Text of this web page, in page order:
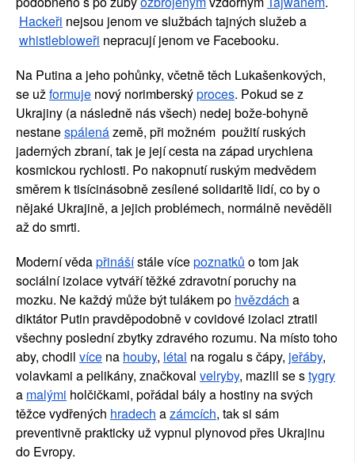
Hackeři nejsou jenom ve službách tajných služeb a
whistlebloweři nepracují jenom ve Facebooku.
Na Putina a jeho pohůnky, včetně těch Lukašenkových,
se užformuje nový norimberskýproces. Pokud se z
Ukrajiny (a následně nás všech) nedej bože-bohyně
nestanespálená země, při možném  použití ruských
jaderných zbraní, tak je její cesta na západ urychlena
kosmickou rychlosti. Po nakopnutí ruským medvědem
směrem k tisícinásobně zesílené solidaritě lidí, co by o
nějaké Ukrajině, a jejich problémech, normálně nevěděli
až do smrti.
Moderní vědapřináší stále vícepoznatků o tom jak
sociální izolace vytváří těžké zdravotní poruchy na
mozku. Ne každý může být tulákem po hvězdách a
diktátor Putin pravděpodobně v covidové izolaci ztratil
všechny poslední zbytky zdravého rozumu. Na místo toho
aby, chodil více na houby, létal na rogalu s čápy, jeřáby,
volavkami a pelikány, značkoval velryby, mazlil se stygry
a malými holčičkami, pořádal bály a hostiny na svých
těžce vydřených hradech azámcích, tak si sám
preventivně prakticky už vypnul plynovod přes Ukrajinu
do Evropy.